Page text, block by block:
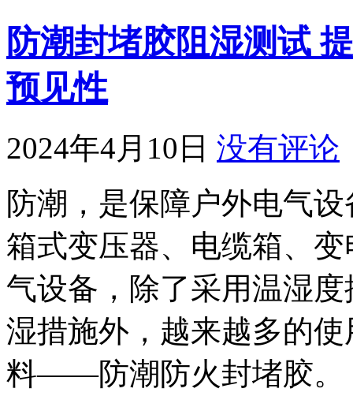
防潮封堵胶阻湿测试
预见性
2024年4月10日 没有评论
防潮，是保障户外电气
箱式变压器、电缆箱、
气设备，除了采用温湿
湿措施外，越来越多的
料——防潮防火封堵胶。